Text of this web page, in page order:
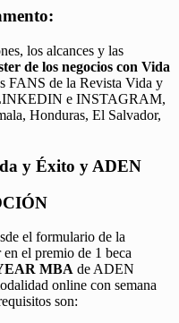
los alcances y las
de los negocios con Vida
FANS de la Revista Vida y
e INSTAGRAM,
Honduras, El Salvador,
y Éxito y ADEN
el formulario de la
el premio de 1 beca
MBA de ADEN
online con semana
son: